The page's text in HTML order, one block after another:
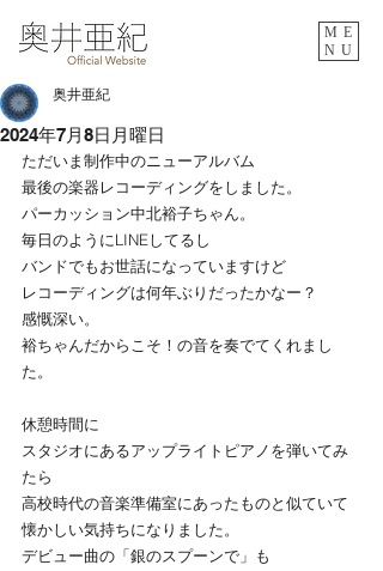
ME
NU
2024年7月8日月曜日
奥井亜紀
ただいま制作中のニューアルバム
最後の楽器レコーディングをしました。
パーカッション中北裕子ちゃん。
毎日のようにLINEしてるし
バンドでもお世話になっていますけど
レコーディングは何年ぶりだったかなー？
感慨深い。
裕ちゃんだからこそ！の音を奏でてくれまし
た。
休憩時間に
スタジオにあるアップライトピアノを弾いてみ
たら
高校時代の音楽準備室にあったものと似ていて
懐かしい気持ちになりました。
デビュー曲の「銀のスプーンで」も